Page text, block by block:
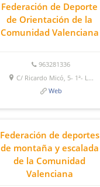
Federación de Deporte
de Orientación de la
Comunidad Valenciana
963281336
C/ Ricardo Micó, 5- 1ª- L...
Web
Federación de deportes
de montaña y escalada
de la Comunidad
Valenciana